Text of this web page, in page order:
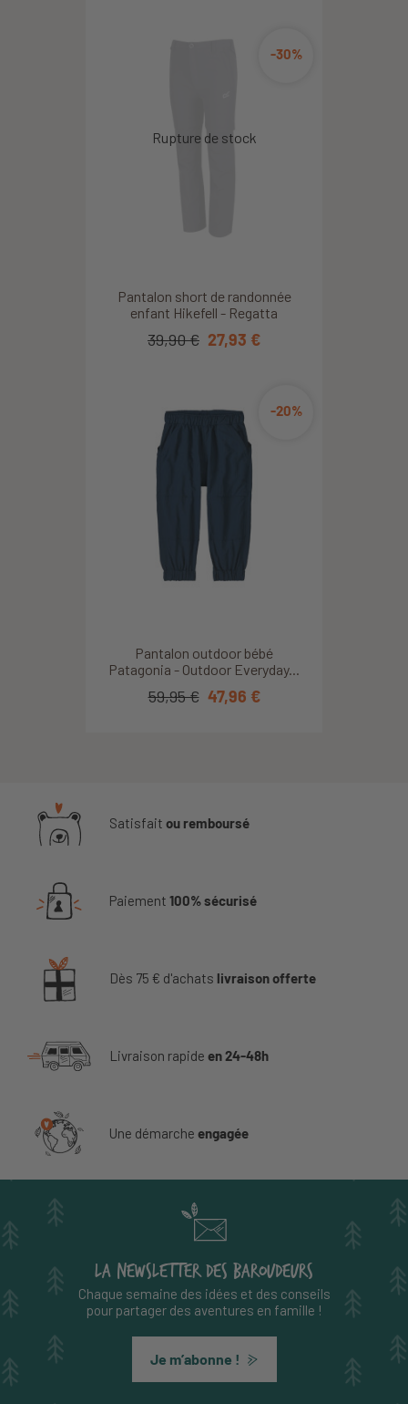
Pantalon short de randonnée
enfant Hikefell - Regatta
-30%
39,90 € 27,93 €
Pantalon outdoor bébé
Patagonia - Outdoor Everyday...
-20%
59,95 € 47,96 €
Satisfait ou remboursé
Paiement 100% sécurisé
Dès 75 € d'achats livraison offerte
Livraison rapide en 24-48h
Une démarche engagée
LA NEWSLETTER DES BAROUDEURS
Chaque semaine des idées et des conseils
pour partager des aventures en famille !
Je m’abonne !